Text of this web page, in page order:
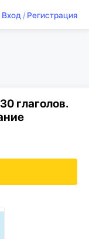
Вход/ Регистрация
глаголов.